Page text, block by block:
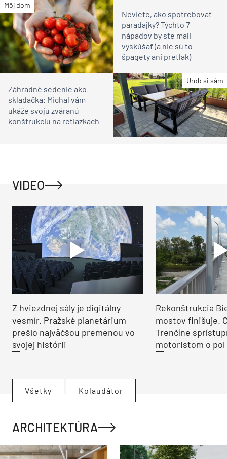
Môj dom
Neviete, ako spotrebovať
paradajky? Týchto 7
nápadov by ste mali
vyskúšať (a nie sú to
špagety ani pretlak)
Urob si sám
Záhradné sedenie ako
skladačka: Michal vám
ukáže svoju zváranú
konštrukciu na retiazkach
VIDEO
Z hviezdnej sály je digitálny
vesmír. Pražské planetárium
prešlo najväčšou premenou vo
svojej histórii
Rekonštrukcia
mostov finišuje.
Trenčíne
motoristom o pol
Všetky Kolaudátor
ARCHITEKTÚRA